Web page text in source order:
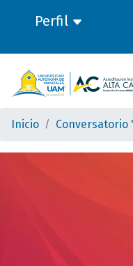
Perfil
Inicio Conversatorio